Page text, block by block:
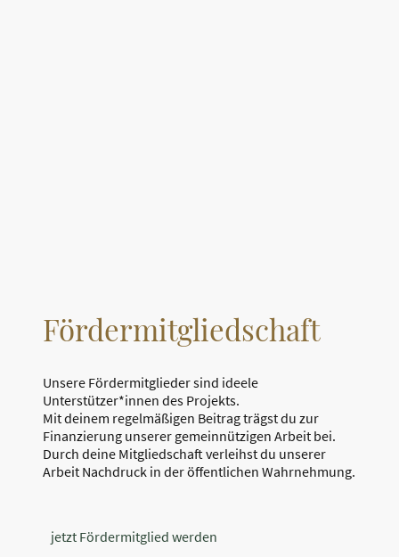
Fördermitgliedschaft
Unsere Fördermitglieder sind ideele
Unterstützer*innen des Projekts.
Mit deinem regelmäßigen Beitrag trägst du zur
Finanzierung unserer gemeinnützigen Arbeit bei.
Durch deine Mitgliedschaft verleihst du unserer
Arbeit Nachdruck in der öffentlichen Wahrnehmung.
jetzt Fördermitglied werden